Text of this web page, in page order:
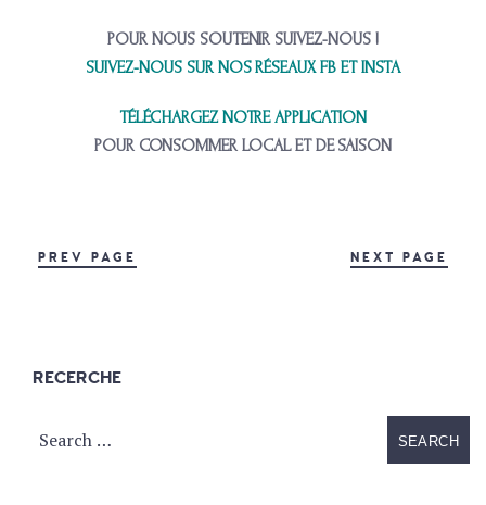
POUR NOUS SOUTENIR SUIVEZ-NOUS !
SUIVEZ-NOUS SUR NOS RÉSEAUX FB ET INSTA
TÉLÉCHARGEZ NOTRE APPLICATION
POUR CONSOMMER LOCAL ET DE SAISON
PREV PAGE NEXT PAGE
RECERCHE